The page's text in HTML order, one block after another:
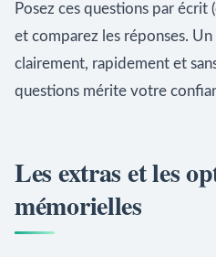
Posez ces questions par écrit
et comparez les réponses.
clairement, rapidement et
questions mérite votre
Les extras et les
mémorielles